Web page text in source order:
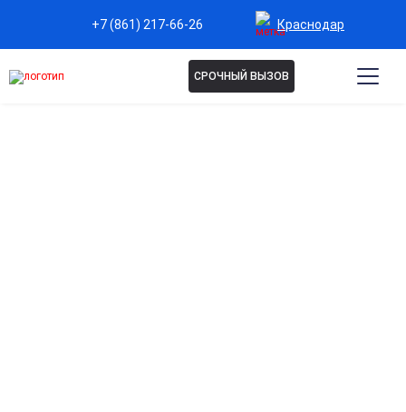
+7 (861) 217-66-26 Краснодар
СРОЧНЫЙ ВЫЗОВ